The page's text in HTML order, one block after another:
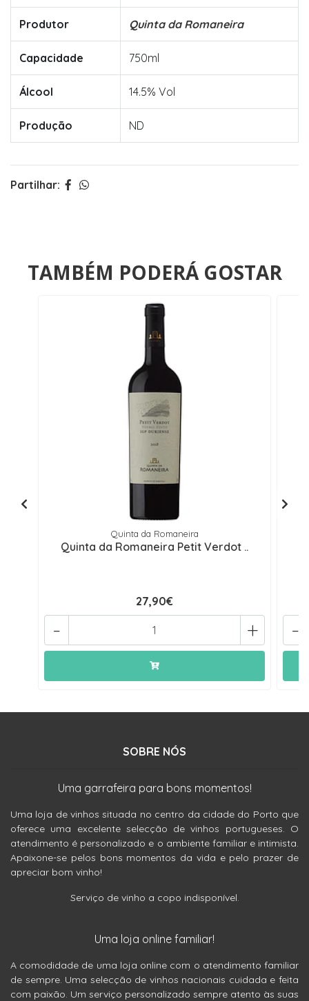
Produtor Quinta da Romaneira
Capacidade 750ml
Álcool 14.5% Vol
Produção ND
Partilhar:
TAMBÉM PODERÁ GOSTAR
Quinta da Romaneira
Quinta da Romaneira Petit Verdot ..
27,90€
+
- -
SOBRE NÓS
Uma garrafeira para bons momentos!
Uma loja de vinhos situada no centro da cidade do Porto que
oferece uma excelente selecção de vinhos portugueses. O
atendimento é personalizado e o ambiente familiar e intimista.
Apaixone-se pelos bons momentos da vida e pelo prazer de
apreciar bom vinho!
Serviço de vinho a copo indisponível.
Uma loja online familiar!
A comodidade de uma loja online com o atendimento familiar
de sempre. Uma selecção de vinhos nacionais cuidada e feita
com paixão. Um serviço personalizado sempre atento às suas